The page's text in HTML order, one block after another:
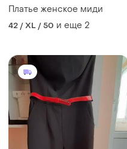
Платье женское миди
42 / XL / 50 и еще 2